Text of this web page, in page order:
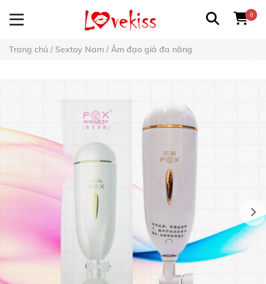
0
Trang chủ / Sextoy Nam / Âm đạo giả đa năng